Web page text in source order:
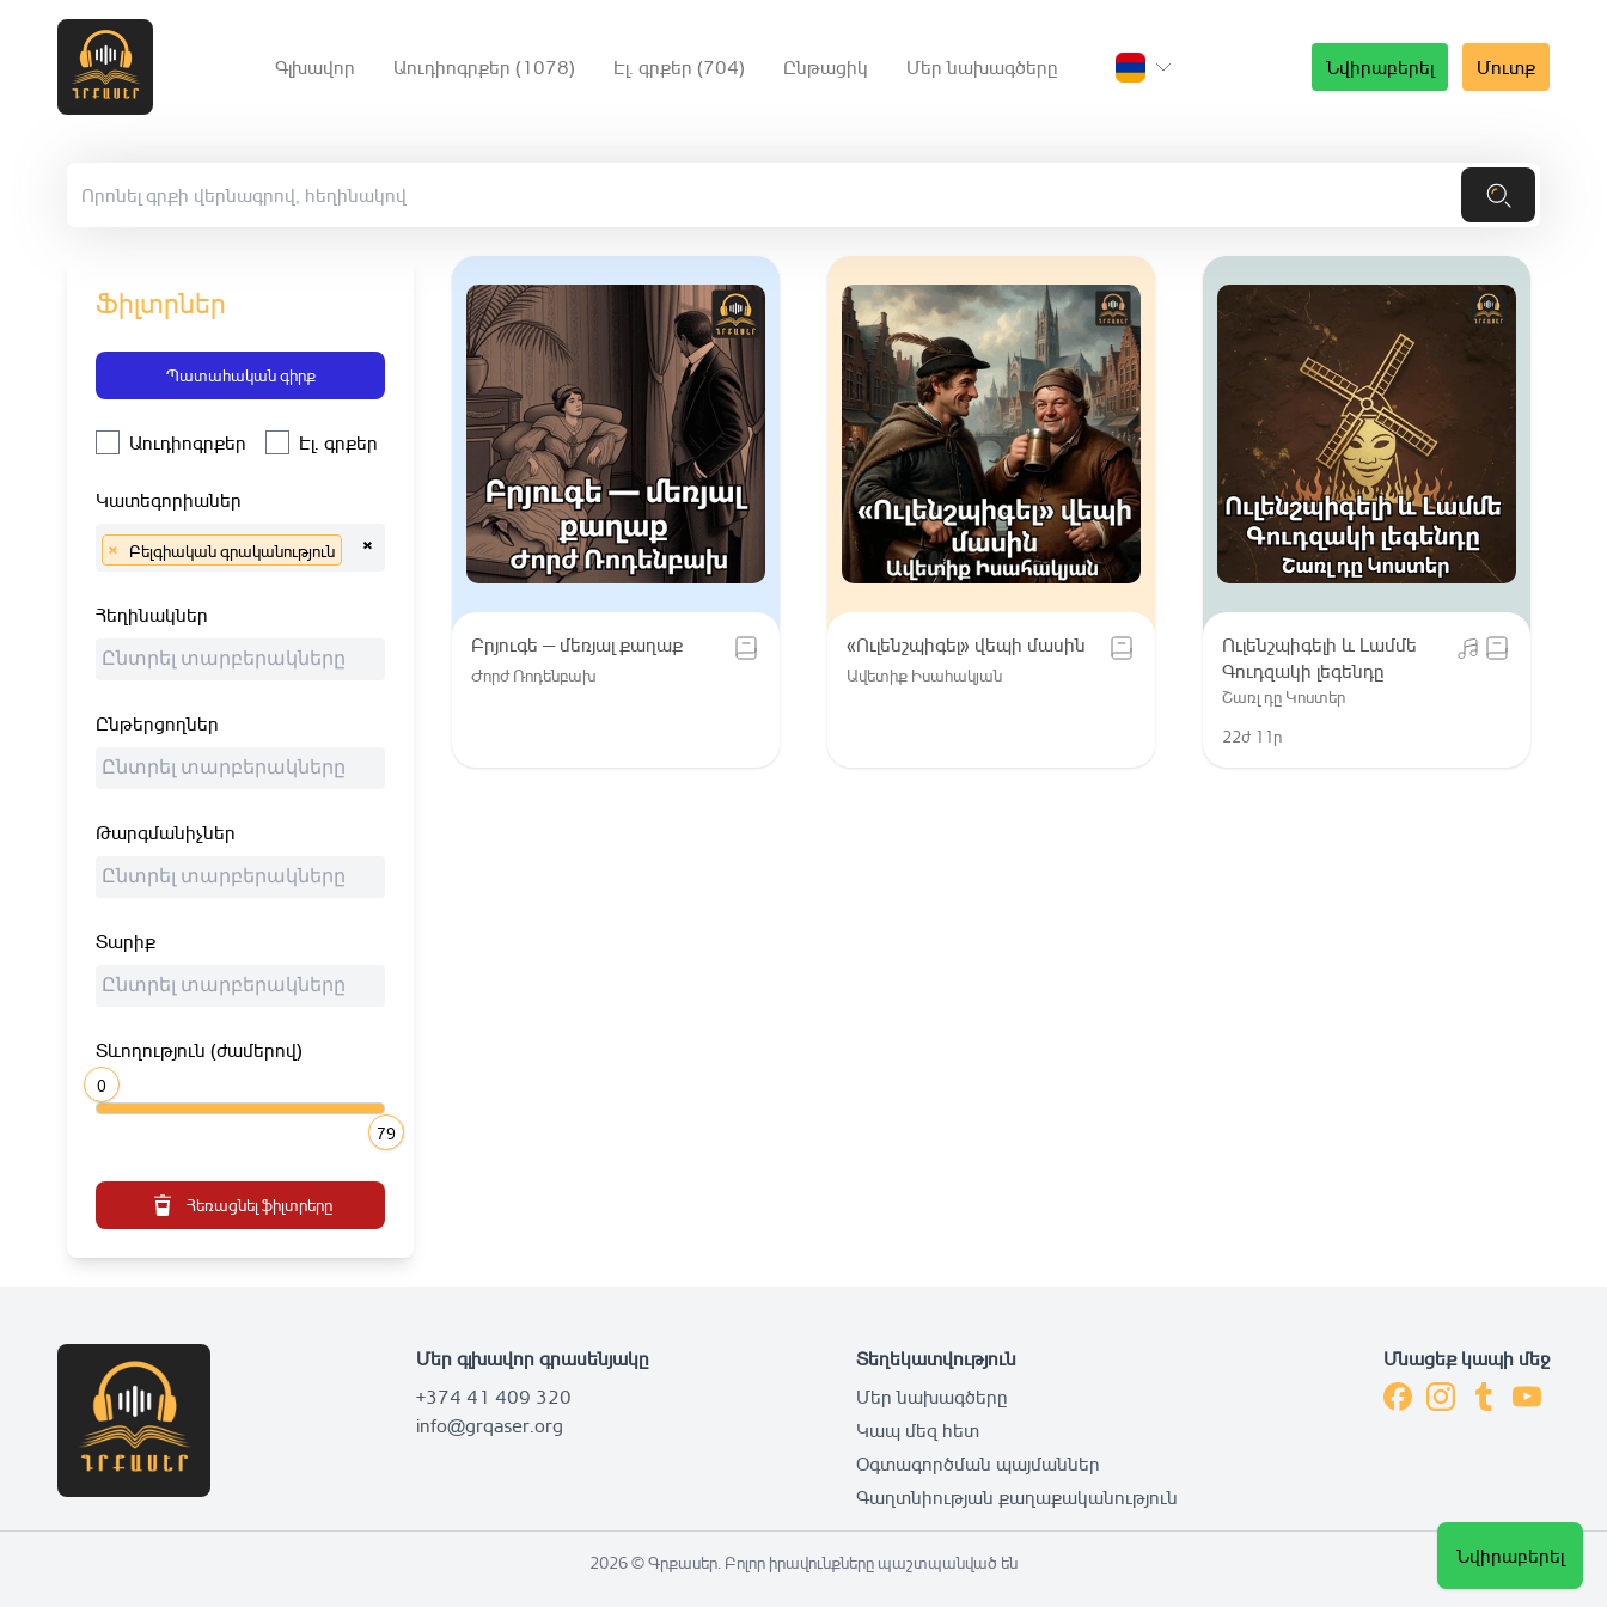
Նվիրաբերել Մուտք
Գլխավոր Աուդիոգրքեր (1078) Էլ. գրքեր (704) Ընթացիկ Մեր նախագծերը
Ֆիլտրներ
Պատահական գիրք
Աուդիոգրքեր Էլ. գրքեր
Կատեգորիաներ
×
× Բելգիական գրականություն
Հեղինակներ
Ընթերցողներ
Թարգմանիչներ
Տարիք
Տևողություն (ժամերով)
0
79
Հեռացնել ֆիլտրերը
Բրյուգե — մեռյալ քաղաք
Ժորժ Ռոդենբախ
«Ուլենշպիգել» վեպի մասին
Ավետիք Իսահակյան
Ուլենշպիգելի և Լամմե
Գուդզակի լեգենդը
Շառլ դը Կոստեր
22ժ 11ր
Նվիրաբերել
Մեր գլխավոր գրասենյակը
+374 41 409 320
info@grqaser.org
Տեղեկատվություն
Մեր նախագծերը
Կապ մեզ հետ
Օգտագործման պայմաններ
Գաղտնիության քաղաքականություն
Մնացեք կապի մեջ
2026 ©️ Գրքասեր. Բոլոր իրավունքները պաշտպանված են